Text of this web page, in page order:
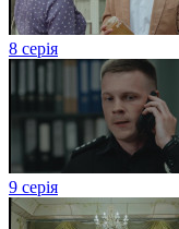
8 серія
9 серія